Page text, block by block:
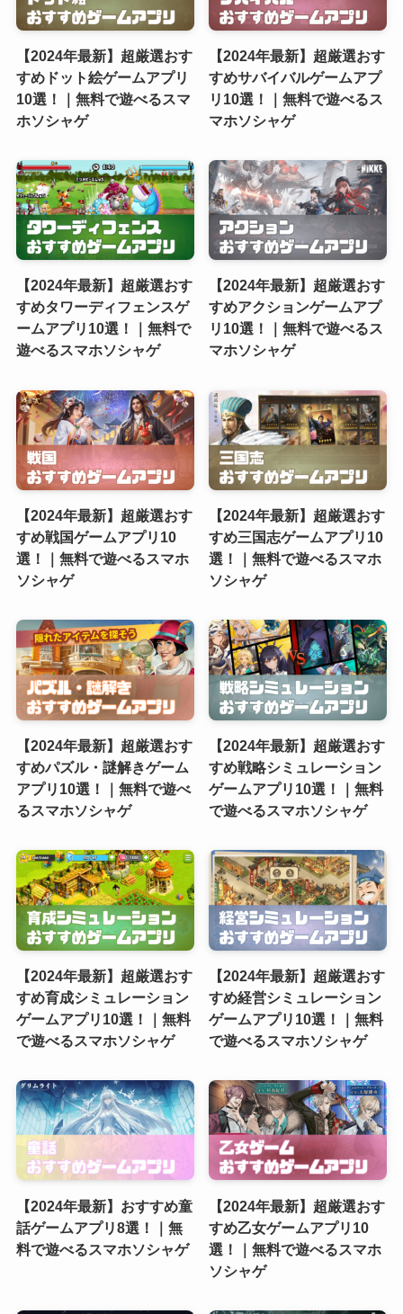
【2024年最新】超厳選おす
すめドット絵ゲームアプリ
10選！｜無料で遊べるスマ
ホソシャゲ
【2024年最新】超厳選おす
すめサバイバルゲームアプ
リ10選！｜無料で遊べるス
マホソシャゲ
【2024年最新】超厳選おす
すめタワーディフェンスゲ
ームアプリ10選！｜無料で
遊べるスマホソシャゲ
【2024年最新】超厳選おす
すめアクションゲームアプ
リ10選！｜無料で遊べるス
マホソシャゲ
【2024年最新】超厳選おす
すめ戦国ゲームアプリ10
選！｜無料で遊べるスマホ
ソシャゲ
【2024年最新】超厳選おす
すめ三国志ゲームアプリ10
選！｜無料で遊べるスマホ
ソシャゲ
【2024年最新】超厳選おす
すめパズル・謎解きゲーム
アプリ10選！｜無料で遊べ
るスマホソシャゲ
【2024年最新】超厳選おす
すめ戦略シミュレーション
ゲームアプリ10選！｜無料
で遊べるスマホソシャゲ
【2024年最新】超厳選おす
すめ育成シミュレーション
ゲームアプリ10選！｜無料
で遊べるスマホソシャゲ
【2024年最新】超厳選おす
すめ経営シミュレーション
ゲームアプリ10選！｜無料
で遊べるスマホソシャゲ
【2024年最新】おすすめ童
話ゲームアプリ8選！｜無
料で遊べるスマホソシャゲ
【2024年最新】超厳選おす
すめ乙女ゲームアプリ10
選！｜無料で遊べるスマホ
ソシャゲ